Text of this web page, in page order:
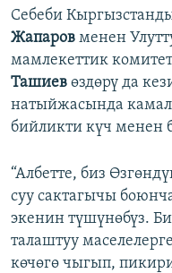
Себеби
Жапаров менен
мамлекеттик
Ташиев өздөрү да
натыйжасында
бийликти күч менен
“Албетте, биз
суу сактагычы
экенин түшүнөбүз.
талаштуу
көчөгө чыгып,